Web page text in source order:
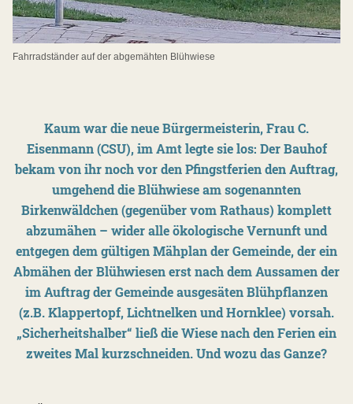
Fahrradständer auf der abgemähten Blühwiese
Kaum war die neue Bürgermeisterin, Frau C.
Eisenmann (CSU), im Amt legte sie los: Der Bauhof
bekam von ihr noch vor den Pfingstferien den Auftrag,
umgehend die Blühwiese am sogenannten
Birkenwäldchen (gegenüber vom Rathaus) komplett
abzumähen – wider alle ökologische Vernunft und
entgegen dem gültigen Mähplan der Gemeinde, der ein
Abmähen der Blühwiesen erst nach dem Aussamen der
im Auftrag der Gemeinde ausgesäten Blühpflanzen
(z.B. Klappertopf, Lichtnelken und Hornklee) vorsah.
„Sicherheitshalber“ ließ die Wiese nach den Ferien ein
zweites Mal kurzschneiden. Und wozu das Ganze?